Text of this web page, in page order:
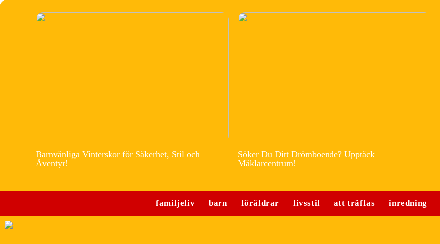
Barnvänliga Vinterskor för Säkerhet, Stil och
Äventyr!
Söker Du Ditt Drömboende? Upptäck
Mäklarcentrum!
familjeliv barn föräldrar livsstil att träffas inredning